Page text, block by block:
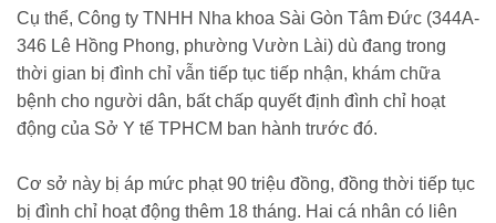
Cụ thể, Công ty TNHH Nha khoa Sài Gòn Tâm Đức (344A-
346 Lê Hồng Phong, phường Vườn Lài) dù đang trong
thời gian bị đình chỉ vẫn tiếp tục tiếp nhận, khám chữa
bệnh cho người dân, bất chấp quyết định đình chỉ hoạt
động của Sở Y tế TPHCM ban hành trước đó.
Cơ sở này bị áp mức phạt 90 triệu đồng, đồng thời tiếp tục
bị đình chỉ hoạt động thêm 18 tháng. Hai cá nhân có liên